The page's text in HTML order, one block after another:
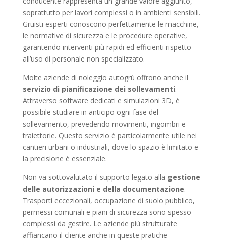
soprattutto per lavori complessi o in ambienti sensibili.
Gruisti esperti conoscono perfettamente le macchine,
le normative di sicurezza e le procedure operative,
garantendo interventi più rapidi ed efficienti rispetto
all’uso di personale non specializzato.
Molte aziende di noleggio autogrù offrono anche il
servizio di pianificazione dei sollevamenti.
Attraverso software dedicati e simulazioni 3D, è
possibile studiare in anticipo ogni fase del
sollevamento, prevedendo movimenti, ingombri e
traiettorie. Questo servizio è particolarmente utile nei
cantieri urbani o industriali, dove lo spazio è limitato e
la precisione è essenziale.
Non va sottovalutato il supporto legato alla gestione
delle autorizzazioni e della documentazione.
Trasporti eccezionali, occupazione di suolo pubblico,
permessi comunali e piani di sicurezza sono spesso
complessi da gestire. Le aziende più strutturate
affiancano il cliente anche in queste pratiche